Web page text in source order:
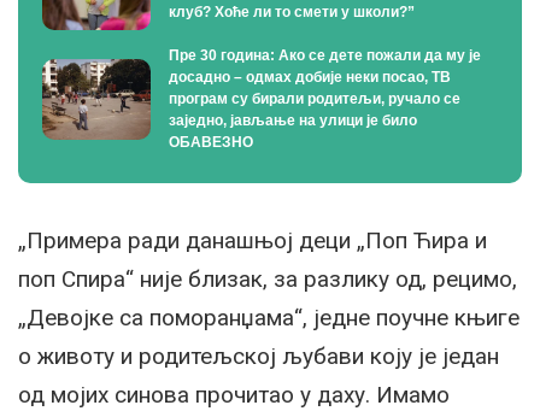
клуб? Хоће ли то смети у школи?”
Пре 30 година: Ако се дете пожали да му је
досадно – одмах добије неки посао, ТВ
програм су бирали родитељи, ручало се
заједно, јављање на улици је било
ОБАВЕЗНО
„Примера ради данашњој деци „Поп Ћира и
поп Спира“ није близак, за разлику од, рецимо,
„Девојке са поморанџама“, једне поучне књиге
о животу и родитељској љубави коју је један
од мојих синова прочитао у даху. Имамо